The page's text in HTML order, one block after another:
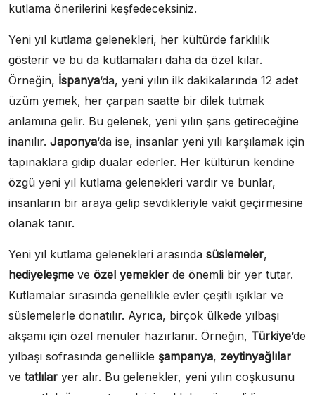
kutlama önerilerini keşfedeceksiniz.
Yeni yıl kutlama gelenekleri, her kültürde farklılık
gösterir ve bu da kutlamaları daha da özel kılar.
Örneğin, İspanya‘da, yeni yılın ilk dakikalarında 12 adet
üzüm yemek, her çarpan saatte bir dilek tutmak
anlamına gelir. Bu gelenek, yeni yılın şans getireceğine
inanılır. Japonya‘da ise, insanlar yeni yılı karşılamak için
tapınaklara gidip dualar ederler. Her kültürün kendine
özgü yeni yıl kutlama gelenekleri vardır ve bunlar,
insanların bir araya gelip sevdikleriyle vakit geçirmesine
olanak tanır.
Yeni yıl kutlama gelenekleri arasında süslemeler,
hediyeleşme ve özel yemekler de önemli bir yer tutar.
Kutlamalar sırasında genellikle evler çeşitli ışıklar ve
süslemelerle donatılır. Ayrıca, birçok ülkede yılbaşı
akşamı için özel menüler hazırlanır. Örneğin, Türkiye‘de
yılbaşı sofrasında genellikle şampanya, zeytinyağlılar
ve tatlılar yer alır. Bu gelenekler, yeni yılın coşkusunu